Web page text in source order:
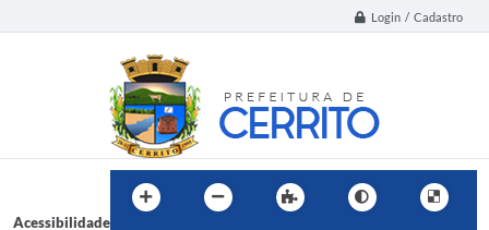
Login / Cadastro
Acessibilidade